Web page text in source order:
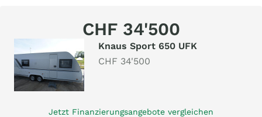
CHF 34'500
Knaus Sport 650 UFK
CHF 34'500
Jetzt Finanzierungsangebote vergleichen